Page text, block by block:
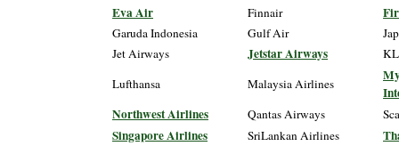
Eva Air Finnair
Garuda Indonesia Gulf Air
Jet Airways
Jetstar Airways
Lufthansa
Malaysia Airlines
Northwest Airlines
Qantas Airways
Singapore Airlines SriLankan Airlines